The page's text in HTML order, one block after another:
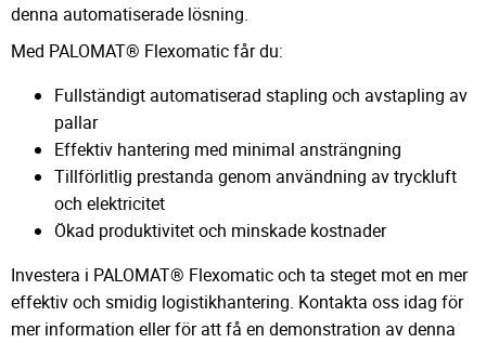
denna automatiserade lösning.
Med PALOMAT® Flexomatic får du:
Fullständigt automatiserad stapling och avstapling av
pallar
Effektiv hantering med minimal ansträngning
Tillförlitlig prestanda genom användning av tryckluft
och elektricitet
Ökad produktivitet och minskade kostnader
Investera i PALOMAT® Flexomatic och ta steget mot en mer
effektiv och smidig logistikhantering. Kontakta oss idag för
mer information eller för att få en demonstration av denna